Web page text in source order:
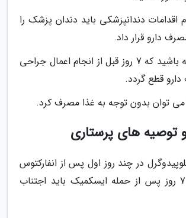
اقدامات دندانپزشکی باید دندان پزشک را
دارو قرار داد.
توجه داشته باشید که 7 روز قبل از انجام اعمال جراحی
قطع گردد.
می توان بدون توجه به غذا مصرف کرد.
توصیه های پرستاری
در چند روز اول پس از انفارکتوس
میوکارد و 7 روز پس از حمله ایسکمیک باید اجتناب